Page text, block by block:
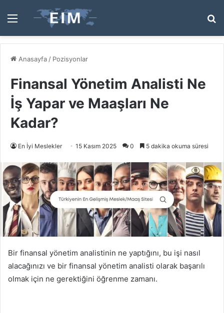
Menü
...
Anasayfa / Pozisyonlar
Finansal Yönetim Analisti Ne
İş Yapar ve Maaşları Ne
Kadar?
En İyi Meslekler 15 Kasım 2025 0 5 dakika okuma süresi
Bir finansal yönetim analistinin ne yaptığını, bu işi nasıl
alacağınızı ve bir finansal yönetim analisti olarak başarılı
olmak için ne gerektiğini öğrenme zamanı.